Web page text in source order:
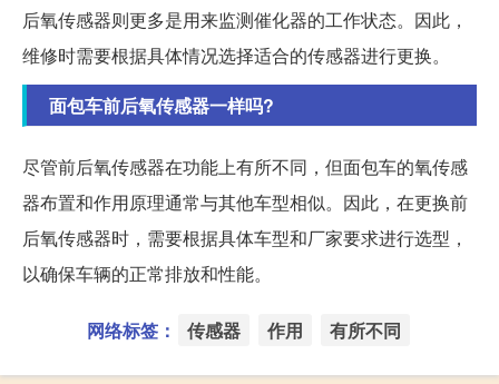
后氧传感器则更多是用来监测催化器的工作状态。因此，
维修时需要根据具体情况选择适合的传感器进行更换。
面包车前后氧传感器一样吗?
尽管前后氧传感器在功能上有所不同，但面包车的氧传感
器布置和作用原理通常与其他车型相似。因此，在更换前
后氧传感器时，需要根据具体车型和厂家要求进行选型，
以确保车辆的正常排放和性能。
网络标签： 传感器 作用 有所不同